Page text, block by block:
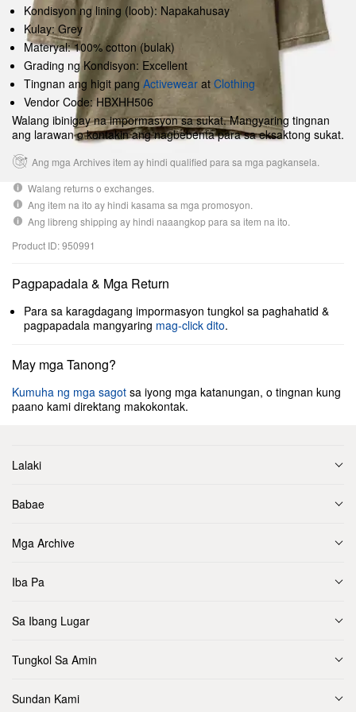
Kondisyon ng lining (loob): Napakahusay
Kulay: Grey
Materyal: 100% cotton (bulak)
Grading ng Kondisyon: Excellent
Tingnan ang higit pang Activewear at Clothing
Vendor Code: HBXHH506
Walang ibinigay na impormasyon sa sukat. Mangyaring tingnan
ang larawan o kontakin ang nagbebenta para sa eksaktong sukat.
Ang mga Archives item ay hindi qualified para sa mga pagkansela.
Walang returns o exchanges.
Ang item na ito ay hindi kasama sa mga promosyon.
Ang libreng shipping ay hindi naaangkop para sa item na ito.
Product ID: 950991
Pagpapadala & Mga Return
Para sa karagdagang impormasyon tungkol sa paghahatid &
pagpapadala mangyaring mag-click dito.
May mga Tanong?
Kumuha ng mga sagot sa iyong mga katanungan, o tingnan kung
paano kami direktang makokontak.
Lalaki
Babae
Mga Archive
Iba Pa
Sa Ibang Lugar
Tungkol Sa Amin
Sundan Kami